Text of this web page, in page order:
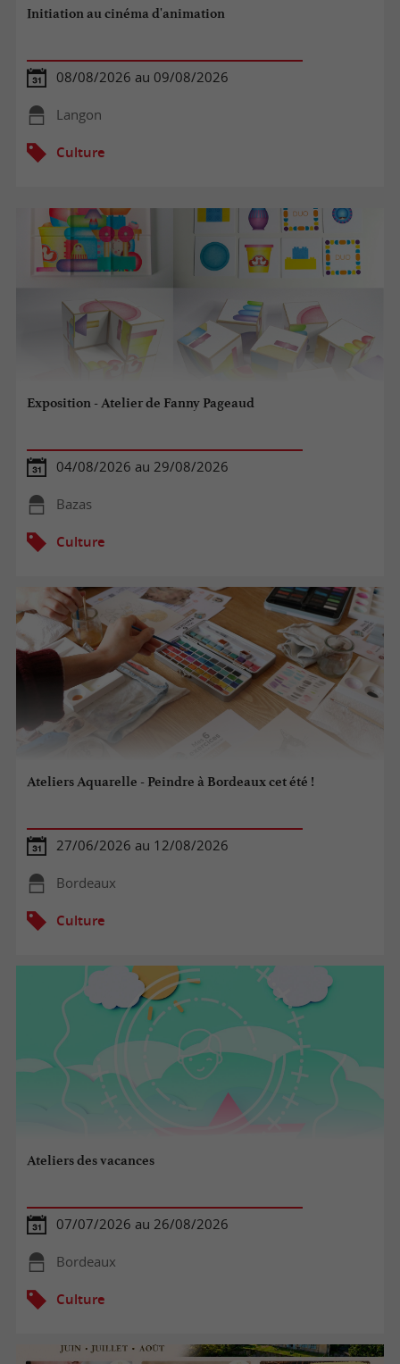
Initiation au cinéma d'animation
08/08/2026 au 09/08/2026
Langon
Culture
Exposition - Atelier de Fanny Pageaud
04/08/2026 au 29/08/2026
Bazas
Culture
Ateliers Aquarelle - Peindre à Bordeaux cet été !
27/06/2026 au 12/08/2026
Bordeaux
Culture
Ateliers des vacances
07/07/2026 au 26/08/2026
Bordeaux
Culture